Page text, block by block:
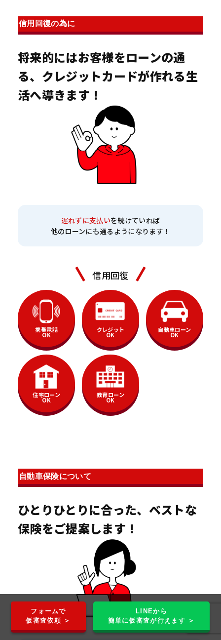
フォームで
仮審査依頼 ＞
LINEから
簡単に仮審査が行えます ＞
信用回復の為に
将来的にはお客様をローンの通
る、クレジットカードが作れる生
活へ導きます！
遅れずに支払いを続けていれば
他のローンにも通るようになります！
信用回復
携帯電話
OK
クレジット
OK
自動車ローン
OK
住宅ローン
OK
教育ローン
OK
自動車保険について
ひとりひとりに合った、ベストな
保険をご提案します！